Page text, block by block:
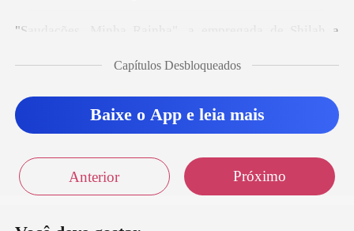
inha", a empregada d
Capítulos Desbloqueados
Baixe o App e leia mais
Anterior Próximo